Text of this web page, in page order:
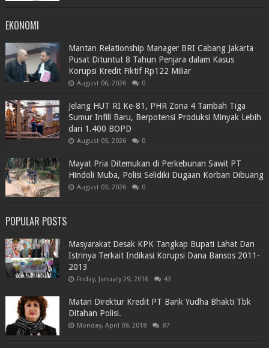
EKONOMI
Mantan Relationship Manager BRI Cabang Jakarta
Pusat Dituntut 8 Tahun Penjara dalam Kasus
Korupsi Kredit Fiktif Rp122 Miliar
August 06, 2026 0
Jelang HUT RI Ke-81, PHR Zona 4 Tambah Tiga
Sumur Infill Baru, Berpotensi Produksi Minyak Lebih
dari 1.400 BOPD
August 05, 2026 0
Mayat Pria Ditemukan di Perkebunan Sawit PT
Hindoli Muba, Polisi Selidiki Dugaan Korban Dibuang
August 03, 2026 0
POPULAR POSTS
Masyarakat Desak KPK Tangkap Bupati Lahat Dan
Istrinya Terkait Indikasi Korupsi Dana Bansos 2011-
2013
Friday, January 29, 2016 43
Matan Direktur Kredit PT Bank Yudha Bhakti Tbk
Ditahan Polisi.
Monday, April 09, 2018 87